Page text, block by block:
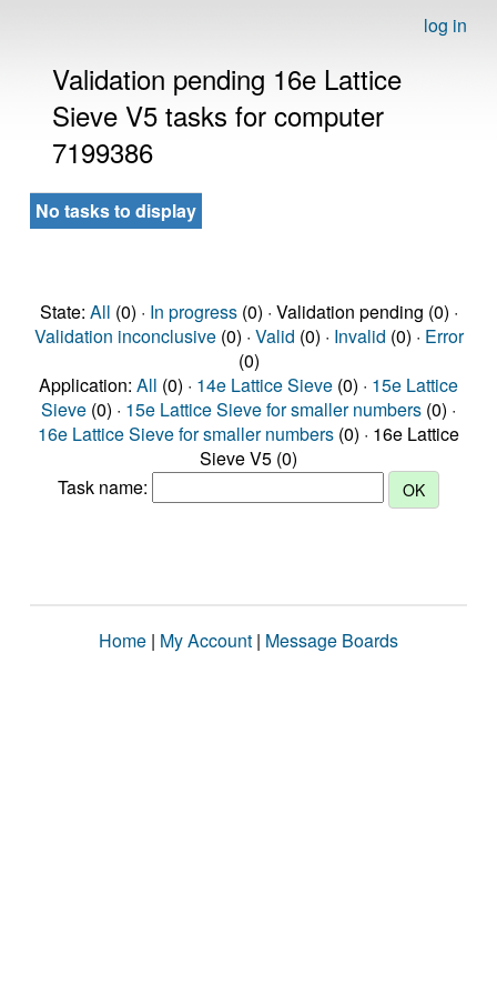
log in
Validation pending 16e Lattice
Sieve V5 tasks for computer
7199386
No tasks to display
State: All (0) · In progress(0) · Validation pending (0) ·
Validation inconclusive(0) · Valid (0) · Invalid (0) · Error
(0)
Application: All (0) · 14e Lattice Sieve (0) · 15e Lattice
Sieve (0) · 15e Lattice Sieve for smaller numbers (0) ·
16e Lattice Sieve for smaller numbers (0) · 16e Lattice
Sieve V5 (0)
Task name:
Home | My Account | Message Boards